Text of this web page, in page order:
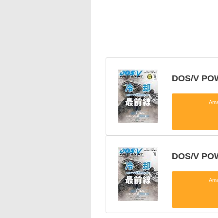
DOS/V
DOS/V